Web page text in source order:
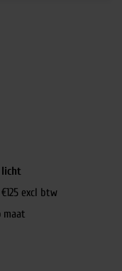
licht
excl btw
maat